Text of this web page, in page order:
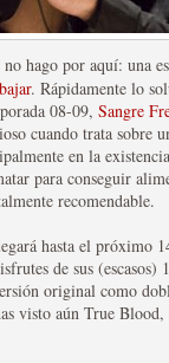
hago por aquí: una
. Rápidamente lo
08-09, Sangre
cuando trata sobre
en la
para conseguir
recomendable.
hasta el próximo
de sus
original como
visto aún True